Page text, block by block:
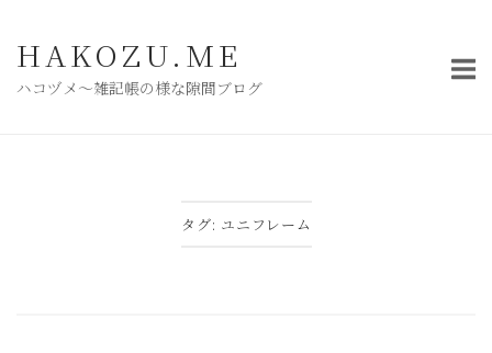
HAKOZU.ME
ハコヅメ〜雑記帳の様な隙間ブログ
タグ: ユニフレーム